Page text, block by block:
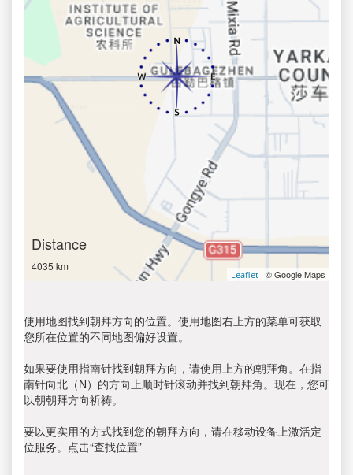
Distance
4035 km
Leaflet | © Google Maps
使用地图找到朝拜方向的位置。使用地图右上方的菜单可获取
您所在位置的不同地图偏好设置。
如果要使用指南针找到朝拜方向，请使用上方的朝拜角。在指
南针向北（N）的方向上顺时针滚动并找到朝拜角。现在，您可
以朝朝拜方向祈祷。
要以更实用的方式找到您的朝拜方向，请在移动设备上激活定
位服务。点击“查找位置”